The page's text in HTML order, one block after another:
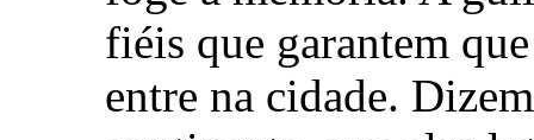
fiéis que garantem
entre na cidade.